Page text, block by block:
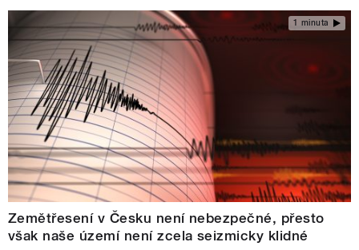
1 minuta
Zemětřesení v Česku není nebezpečné, přesto
však naše území není zcela seizmicky klidné